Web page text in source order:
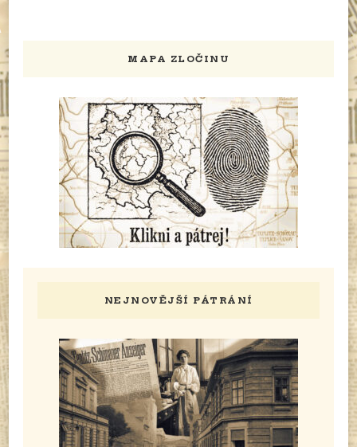
MAPA ZLOČINU
NEJNOVĚJŠÍ PÁTRÁNÍ